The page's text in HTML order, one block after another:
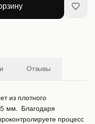
Отзывы
из плотного
мм.  Благодаря
процесс